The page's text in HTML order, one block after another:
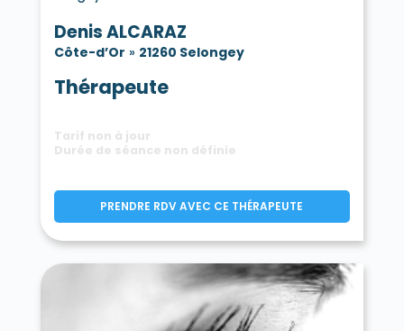
Denis ALCARAZ
Côte-d’Or » 21260 Selongey
Thérapeute
Tarif non à jour
Durée de séance non définie
PRENDRE RDV AVEC CE THÉRAPEUTE